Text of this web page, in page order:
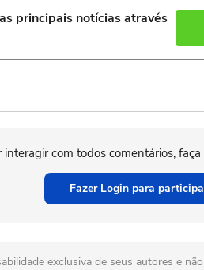
principais notícias através
interagir com todos comentários,
Fazer Login para
exclusiva de seus autores e